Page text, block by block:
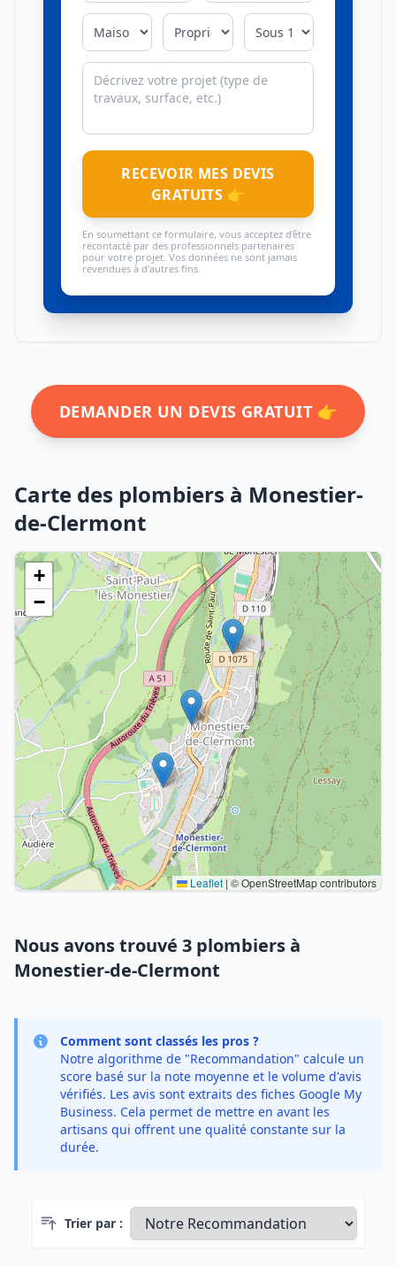
RECEVOIR MES DEVIS
GRATUITS 👉
En soumettant ce formulaire, vous acceptez d'être
recontacté par des professionnels partenaires
pour votre projet. Vos données ne sont jamais
revendues à d'autres fins.
DEMANDER UN DEVIS GRATUIT 👉
Carte des plombiers à Monestier-
de-Clermont
+
−
Leaflet | © OpenStreetMap contributors
Nous avons trouvé 3 plombiers à
Monestier-de-Clermont
Comment sont classés les pros ?
Notre algorithme de "Recommandation" calcule un
score basé sur la note moyenne et le volume d'avis
vérifiés. Les avis sont extraits des fiches Google My
Business. Cela permet de mettre en avant les
artisans qui offrent une qualité constante sur la
durée.
Trier par :